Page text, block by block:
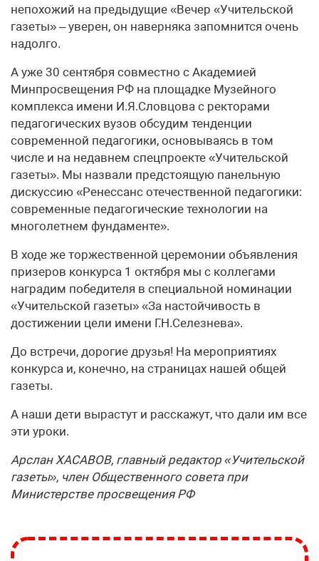
непохожий на предыдущие «Вечер «Учительской
газеты» – уверен, он наверняка запомнится очень
надолго.
А уже 30 сентября совместно с Академией
Минпро­свещения РФ на площадке Музейного
комплекса имени И.Я.Словцова с ректорами
педагогических вузов обсудим тенденции
современной педагогики, основываясь в том
числе и на недавнем спецпроекте «Учительской
газеты». Мы назвали предстоящую панельную
дискуссию «Ренессанс отечественной педагогики:
современные педагогические технологии на
многолетнем фундаменте».
В ходе же торжественной церемонии объявления
призеров конкурса 1 октября мы с коллегами
наградим победителя в специальной номинации
«Учительской газеты» «За настойчивость в
достижении цели имени Г.Н.Селезнева».
До встречи, дорогие друзья! На мероприятиях
конкурса и, конечно, на страницах нашей общей
газеты.
А наши дети вырастут и расскажут, что дали им все
эти уроки.
Арслан ХАСАВОВ, главный редактор «Учительской
газеты», член Общественного совета при
Министерстве просвещения РФ